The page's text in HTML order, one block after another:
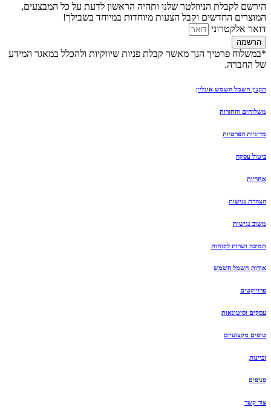
הירשם לקבלת הניוזלטר שלנו ותהיה הראשון לדעת על כל המבצעים,
המוצרים החדשים וקבל הצעות מיוחדות במיוחד בשבילך!
דואר אלקטרוני
הרשמה
*במשלוח פרטיך הנך מאשר קבלת פניות שיווקיות ולהכלל במאגר המידע
של החברה.
תקנון חשמל השמש אונליין
משלוחים והחזרות
מדיניות הפרטיות
ביטול עסקה
אחריות
הצהרת נגישות
משוב נגישות
תמיכה ושרות לקוחות
אודות חשמל השמש
פרוייקטים
עסקים וסיטונאות
טיפים מקצועיים
זכיינות
סניפים
צור קשר